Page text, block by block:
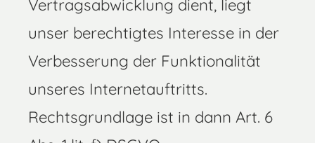
Vertragsabwicklung dient, liegt
unser berechtigtes Interesse in der
Verbesserung der Funktionalität
unseres Internetauftritts.
Rechtsgrundlage ist in dann Art. 6